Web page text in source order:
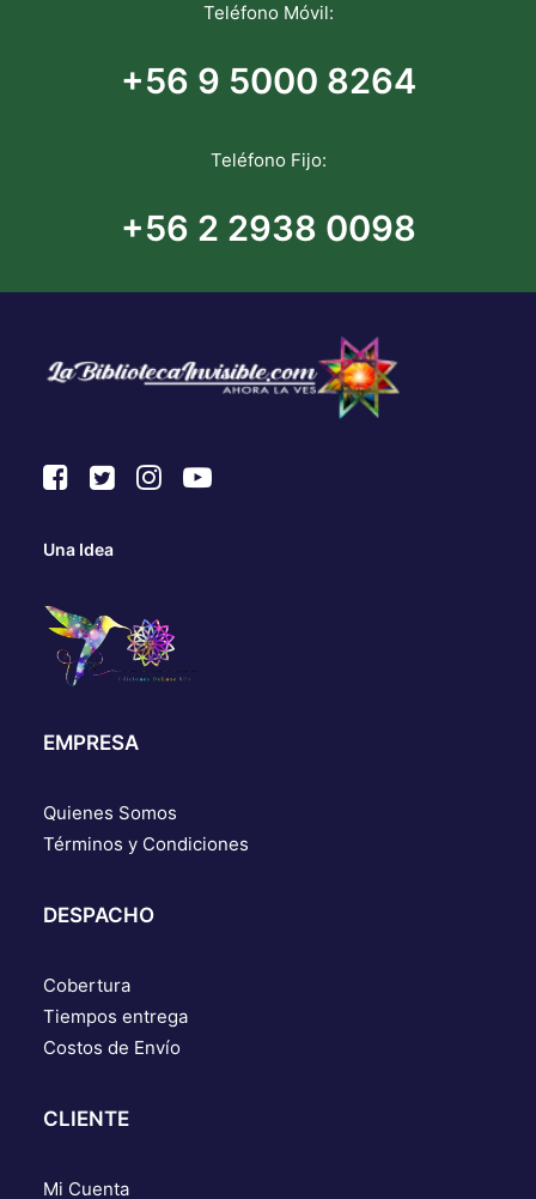
Teléfono Móvil:
+56 9 5000 8264
Teléfono Fijo:
+56 2 2938 0098
Una Idea
EMPRESA
Quienes Somos
Términos y Condiciones
DESPACHO
Cobertura
Tiempos entrega
Costos de Envío
CLIENTE
Mi Cuenta